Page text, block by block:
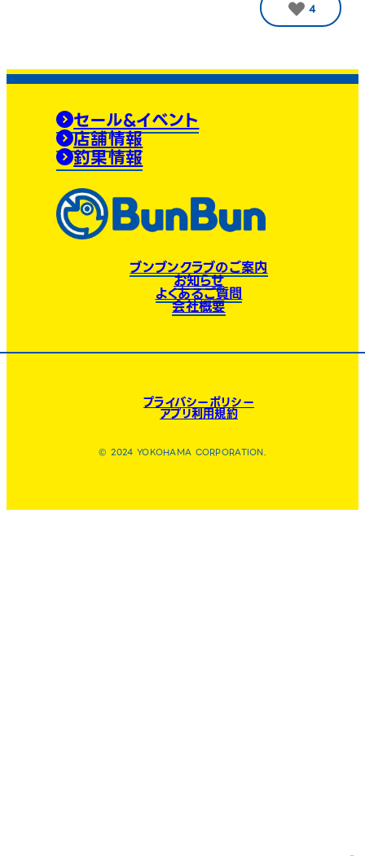
4
セール&イベント
店舗情報
釣果情報
ブンブンクラブのご案内
お知らせ
よくあるご質問
会社概要
プライバシーポリシー
アプリ利用規約
© 2024 YOKOHAMA CORPORATION.